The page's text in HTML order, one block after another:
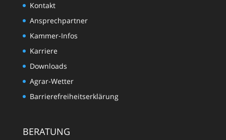
Kontakt
Ansprechpartner
Kammer-Infos
Karriere
Downloads
Agrar-Wetter
Barrierefreiheitserklärung
BERATUNG